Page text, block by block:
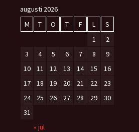
augusti 2026
M
T O T F L
S
1
2
3
4 5 6 7 8
9
10
11 12 13 14 15
16
17
18 19 20 21 22
23
24
25 26 27 28 29
30
31
« jul